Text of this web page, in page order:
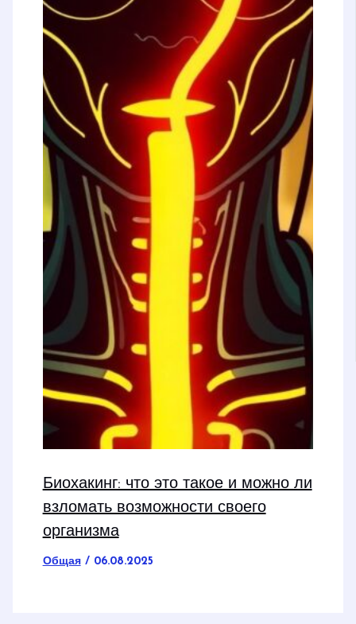
Биохакинг: что это такое и можно ли
взломать возможности своего
организма
Общая/ 06.08.2025